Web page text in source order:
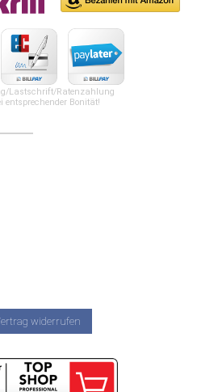
Lastschrift/Ratenzahlung
entsprechender Bonität!
widerrufen